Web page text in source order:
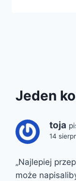
Jeden
toja
14
„Najlepiej
może